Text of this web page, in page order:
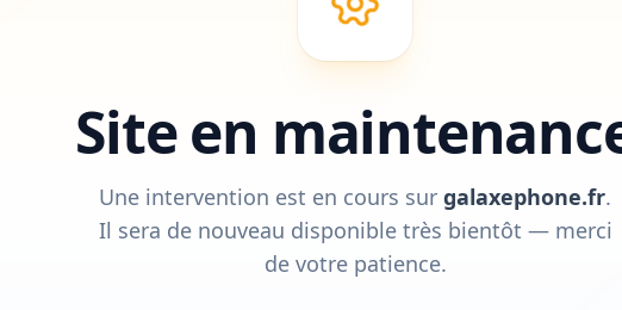
Site en
Une intervention est en cours sur galaxephone.fr.
Il sera de nouveau disponible très bientôt — merci
de votre patience.